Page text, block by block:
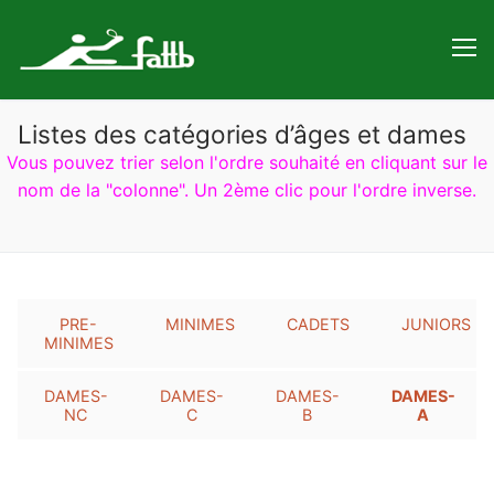
contenu
Listes des catégories d’âges et dames
Vous pouvez trier selon l'ordre souhaité en cliquant sur le
nom de la "colonne". Un 2ème clic pour l'ordre inverse.
PRE-
MINIMES
MINIMES CADETS JUNIORS
DAMES-
NC
DAMES-
C
DAMES-
B
DAMES-
A